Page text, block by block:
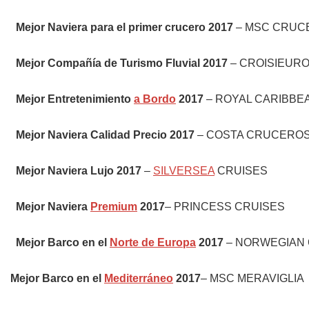
Mejor Naviera para el primer crucero 2017 – MSC
Mejor Compañía de Turismo Fluvial 2017 –
Mejor Entretenimiento a Bordo 2017 – ROYAL
Mejor Naviera Calidad Precio 2017 – COSTA
Mejor Naviera Lujo 2017 – SILVERSEA CRUISES
Mejor Naviera Premium 2017– PRINCESS CRUISES
Mejor Barco en el Norte de Europa 2017 – NORWEGIAN
Mejor Barco en el Mediterráneo 2017– MSC MERAVIGLIA